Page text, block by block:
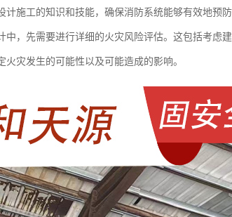
计施工的知识和技能，确保消防系统能够有效地预
中，先需要进行详细的火灾风险评估。这包括考虑
火灾发生的可能性以及可能造成的影响。